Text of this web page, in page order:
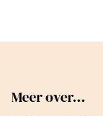
Meer over...